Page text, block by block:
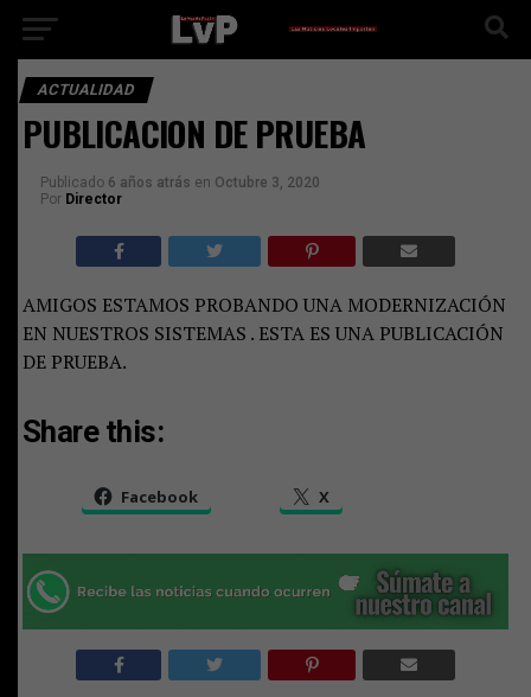
ACTUALIDAD
PUBLICACION DE PRUEBA
Publicado 6 años atrás en Octubre 3, 2020
Por Director
AMIGOS ESTAMOS PROBANDO UNA MODERNIZACIÓN
EN NUESTROS SISTEMAS . ESTA ES UNA PUBLICACIÓN
DE PRUEBA.
Share this:
Facebook X